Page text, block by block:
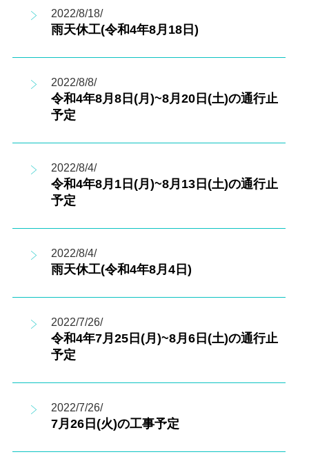
2022/8/18/
雨天休工(令和4年8月18日)
2022/8/8/
令和4年8月8日(月)~8月20日(土)の通行止
予定
2022/8/4/
令和4年8月1日(月)~8月13日(土)の通行止
予定
2022/8/4/
雨天休工(令和4年8月4日)
2022/7/26/
令和4年7月25日(月)~8月6日(土)の通行止
予定
2022/7/26/
7月26日(火)の工事予定